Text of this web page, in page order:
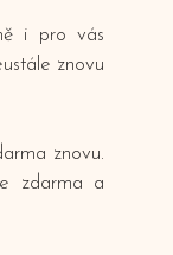
i pro vás
znovu
znovu.
zdarma a